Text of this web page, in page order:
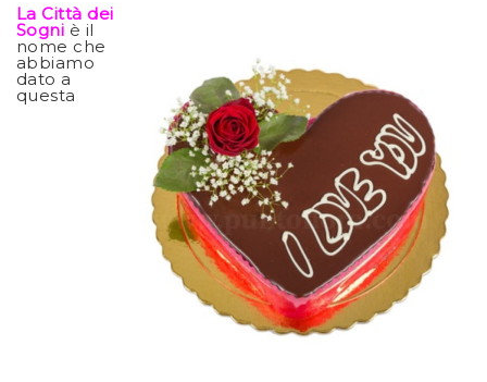
La Città dei
Sogni è il
nome che
abbiamo
dato a
questa